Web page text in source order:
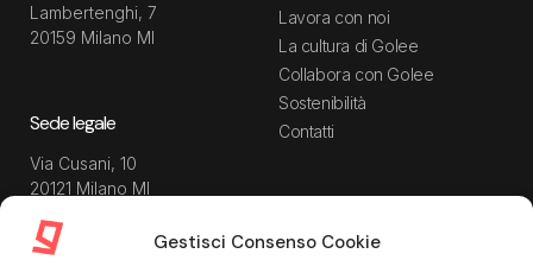
Gestisci Consenso Cookie
Lambertenghi, 7
20159 Milano MI
Sede legale
Via Cusani, 10
20121 Milano MI
Lavora con noi
La cultura di Golee
Collabora con Golee
Sostenibilità
Contatti